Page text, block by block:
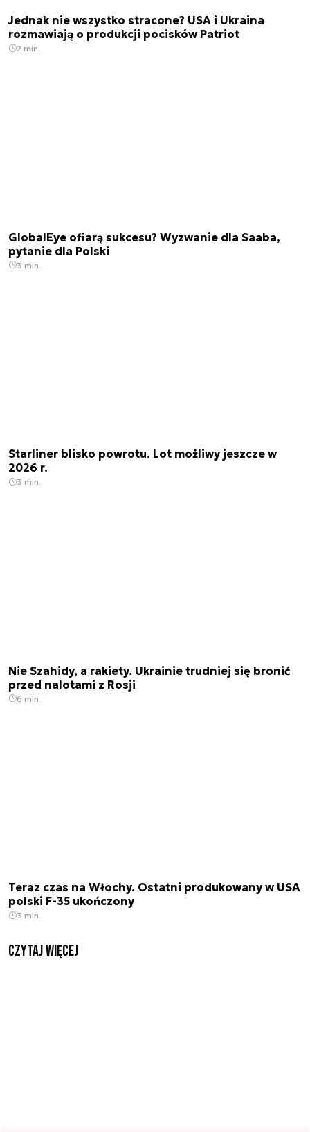
Jednak nie wszystko stracone? USA i Ukraina
rozmawiają o produkcji pocisków Patriot
2 min.
GlobalEye ofiarą sukcesu? Wyzwanie dla Saaba,
pytanie dla Polski
3 min.
Starliner blisko powrotu. Lot możliwy jeszcze w
2026 r.
3 min.
Nie Szahidy, a rakiety. Ukrainie trudniej się bronić
przed nalotami z Rosji
6 min.
Teraz czas na Włochy. Ostatni produkowany w USA
polski F-35 ukończony
3 min.
czytaj więcej